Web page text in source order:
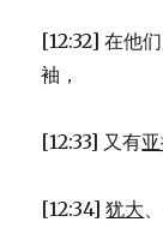
[12:32] 在他
袖，
[12:33] 又有
[12:34]犹大、